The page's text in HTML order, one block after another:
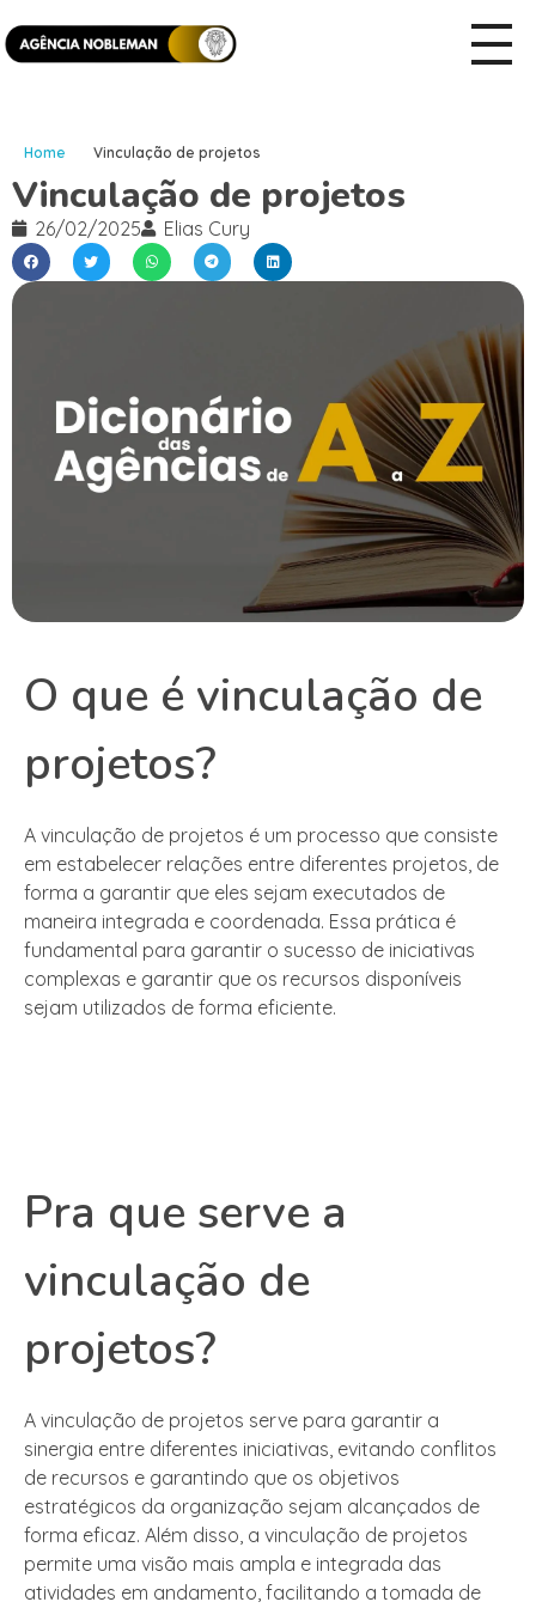
Home Vinculação de projetos
Vinculação de projetos
26/02/2025 Elias Cury
O que é vinculação de
projetos?
A vinculação de projetos é um processo que consiste
em estabelecer relações entre diferentes projetos, de
forma a garantir que eles sejam executados de
maneira integrada e coordenada. Essa prática é
fundamental para garantir o sucesso de iniciativas
complexas e garantir que os recursos disponíveis
sejam utilizados de forma eficiente.
Pra que serve a
vinculação de
projetos?
A vinculação de projetos serve para garantir a
sinergia entre diferentes iniciativas, evitando conflitos
de recursos e garantindo que os objetivos
estratégicos da organização sejam alcançados de
forma eficaz. Além disso, a vinculação de projetos
permite uma visão mais ampla e integrada das
atividades em andamento, facilitando a tomada de